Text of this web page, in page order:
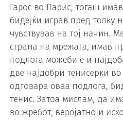
Гарос во Парис, тогаш
бидејќи играв пред толку
чувствував на тој начин.
страна на мрежата, имав
подлога можеби е и
две најдобри тенисерки
одговара оваа подлога,
тенис. Затоа мислам, да
во жребот, веројатно и